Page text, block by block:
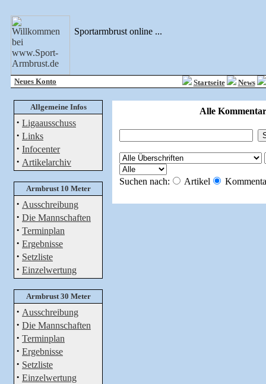
Sportarmbrust online ...
Neues Konto Startseite News
Allgemeine Infos
· Ligaausschuss
· Links
· Infocenter
· Artikelarchiv
Armbrust 10 Meter
· Ausschreibung
· Die Mannschaften
· Terminplan
· Ergebnisse
· Setzliste
· Einzelwertung
Armbrust 30 Meter
· Ausschreibung
· Die Mannschaften
· Terminplan
· Ergebnisse
· Setzliste
· Einzelwertung
Alle
Suchen nach: Artikel